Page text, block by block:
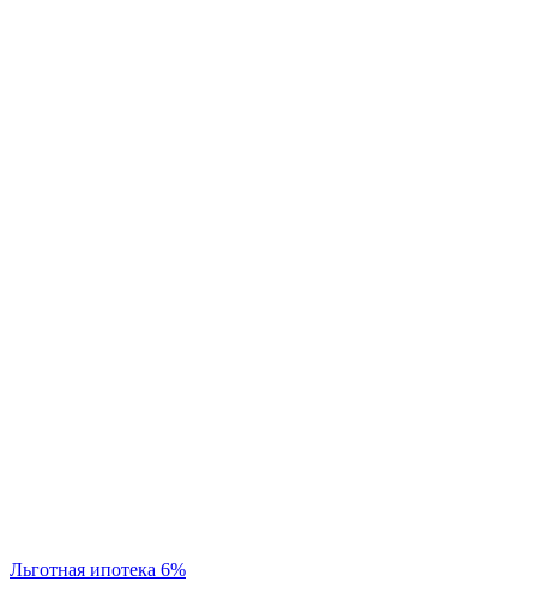
Льготная ипотека 6%